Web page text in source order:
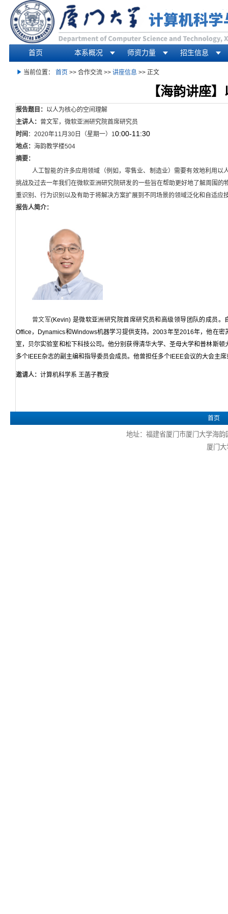
首页 本系概况 师资力量 招生信息
你在这里
当前位置：首页>> 合作交流 >>讲座信息>> 正文
【海韵讲座
报告题目： 以人为核心的空间理解
主讲人： 曾文军，微软亚洲研究院首席研究员
时间 ： 2020年11月 30 日（星期一） 10:00-11:30
地点： 海韵教学楼504
摘要：
人工智能的许多应用领域（例如，零售业、制造业）需要有效地利用
挑战及过去一年我们在微软亚洲研究院研发的一些旨在帮助更好地了解周围
重识别、行为识别以及有助于将解决方案扩展到不同场景的领域泛化和自适应
报告人简介：
曾文军(Kevin) 是微软亚洲研究院首席研究员和高级领导团队的成员。
Office ， Dynamics和Windows机器学习提供支持。2003年至2016年，他在密
室，贝尔实验室和松下科技公司。他分别获得清华大学、圣母大学和普林斯
多个 IEEE杂志的副主编和指导委员会成员。他曾担任多个 IEEE会议的大会主席
邀请人： 计算机科学系 王菡子教授
首页
地址：福建省厦门市厦门大学海
厦门